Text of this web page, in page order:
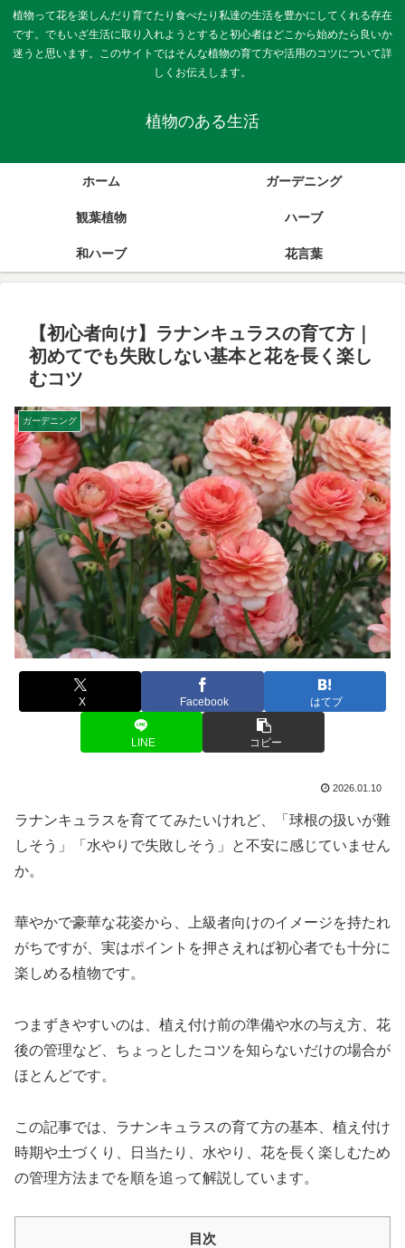
植物って花を楽しんだり育てたり食べたり私達の生活を豊かにしてくれる存在
です。でもいざ生活に取り入れようとすると初心者はどこから始めたら良いか
迷うと思います。このサイトではそんな植物の育て方や活用のコツについて詳
しくお伝えします。
植物のある生活
ホーム ガーデニング
観葉植物 ハーブ
和ハーブ 花言葉
【初心者向け】ラナンキュラスの育て方｜
初めてでも失敗しない基本と花を長く楽し
むコツ
ガーデニング
X Facebook はてブ
LINE コピー
2026.01.10
ラナンキュラスを育ててみたいけれど、「球根の扱いが難
しそう」「水やりで失敗しそう」と不安に感じていません
か。
華やかで豪華な花姿から、上級者向けのイメージを持たれ
がちですが、実はポイントを押さえれば初心者でも十分に
楽しめる植物です。
つまずきやすいのは、植え付け前の準備や水の与え方、花
後の管理など、ちょっとしたコツを知らないだけの場合が
ほとんどです。
この記事では、ラナンキュラスの育て方の基本、植え付け
時期や土づくり、日当たり、水やり、花を長く楽しむため
の管理方法までを順を追って解説しています。
目次